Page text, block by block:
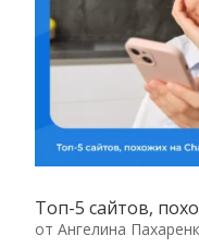
Топ-5 сайтов,
от Ангелина